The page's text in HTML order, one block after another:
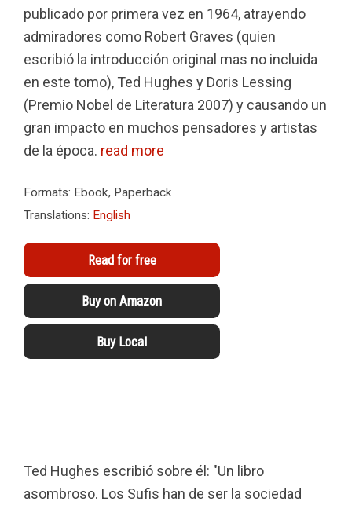
publicado por primera vez en 1964, atrayendo
admiradores como Robert Graves (quien
escribió la introducción original mas no incluida
en este tomo), Ted Hughes y Doris Lessing
(Premio Nobel de Literatura 2007) y causando un
gran impacto en muchos pensadores y artistas
de la época. read more
Formats: Ebook, Paperback
Translations: English
Read for free
Buy on Amazon
Buy Local
Ted Hughes escribió sobre él: "Un libro
asombroso. Los Sufis han de ser la sociedad